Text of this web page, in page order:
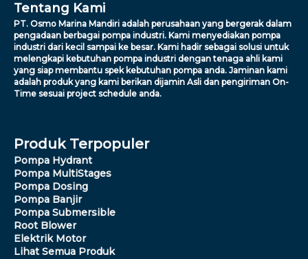
Tentang Kami
PT. Osmo Marina Mandiri adalah perusahaan yang bergerak dalam
pengadaan berbagai pompa industri. Kami menyediakan pompa
industri dari kecil sampai ke besar. Kami hadir sebagai solusi untuk
melengkapi kebutuhan pompa industri dengan tenaga ahli kami
yang siap membantu spek kebutuhan pompa anda. Jaminan kami
adalah produk yang kami berikan dijamin Asli dan pengiriman On-
Time sesuai project schedule anda.
Produk Terpopuler
Pompa Hydrant
Pompa MultiStages
Pompa Dosing
Pompa Banjir
Pompa Submersible
Root Blower
Elektrik Motor
Lihat Semua Produk